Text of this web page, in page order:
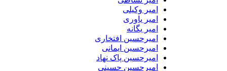
امیر وکیلی
امیر یاوری
امیر یگانه
امیرحسین افتخاری
امیرحسین ایمانی
امیرحسین پاک نهاد
امیرحسین حسینی